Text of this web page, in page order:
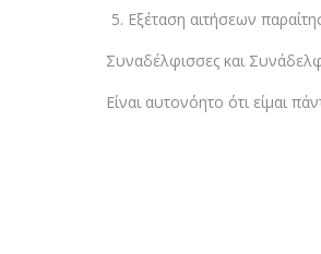
Εξέταση αιτήσεων
Συναδέλφισσες και
Είναι αυτονόητο ότι είμαι